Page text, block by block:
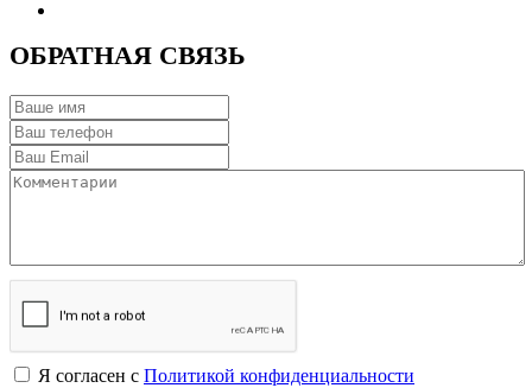
ОБРАТНАЯ СВЯЗЬ
Я согласен с Политикой конфиденциальности